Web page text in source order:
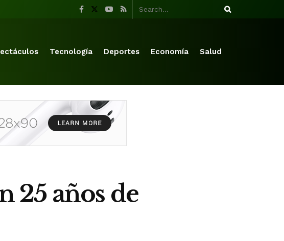
Tecnología Deportes Economía Salud
25 años de